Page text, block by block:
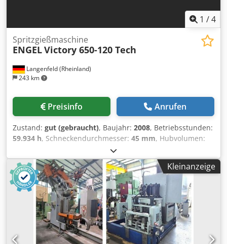
1 /4
Langenfeld (Rheinland)
243 km
Spritzgießmaschine
ENGELVictory 650-120 Tech
Preisinfo Anrufen
Zustand: gut (gebraucht), Baujahr: 2008, Betriebsstunden:
59.934 h, Schneckendurchmesser: 45 mm, Hubvolumen:
, ENGEL Victory 650-120 Tech Lager-Nr.: 503240
Hersteller: ENGEL Typ: VICTORY 650-120 Tech Steuerung:
EC200 A02 Baujahr: 2008 Betriebsstunden: 59934 h
Crodpfx Aboytfn Eo Esf Technische Daten Schliessseite
Schließkraft: 1200 kN Plattengrösse h x v: 740 x 680 mm
Einbauhöhe min.: 300 mm Plattenabstand max.: 800 mm
Öffnungsweg: 507 mm Auswerferhub: 130 mm
Auswerferkraft: 40 kN Zentrierung bewegliche Platte D: 125
mm Zentrierung feste Platte D: 125 mm Werkzeuggewicht:
Kleinanzeige